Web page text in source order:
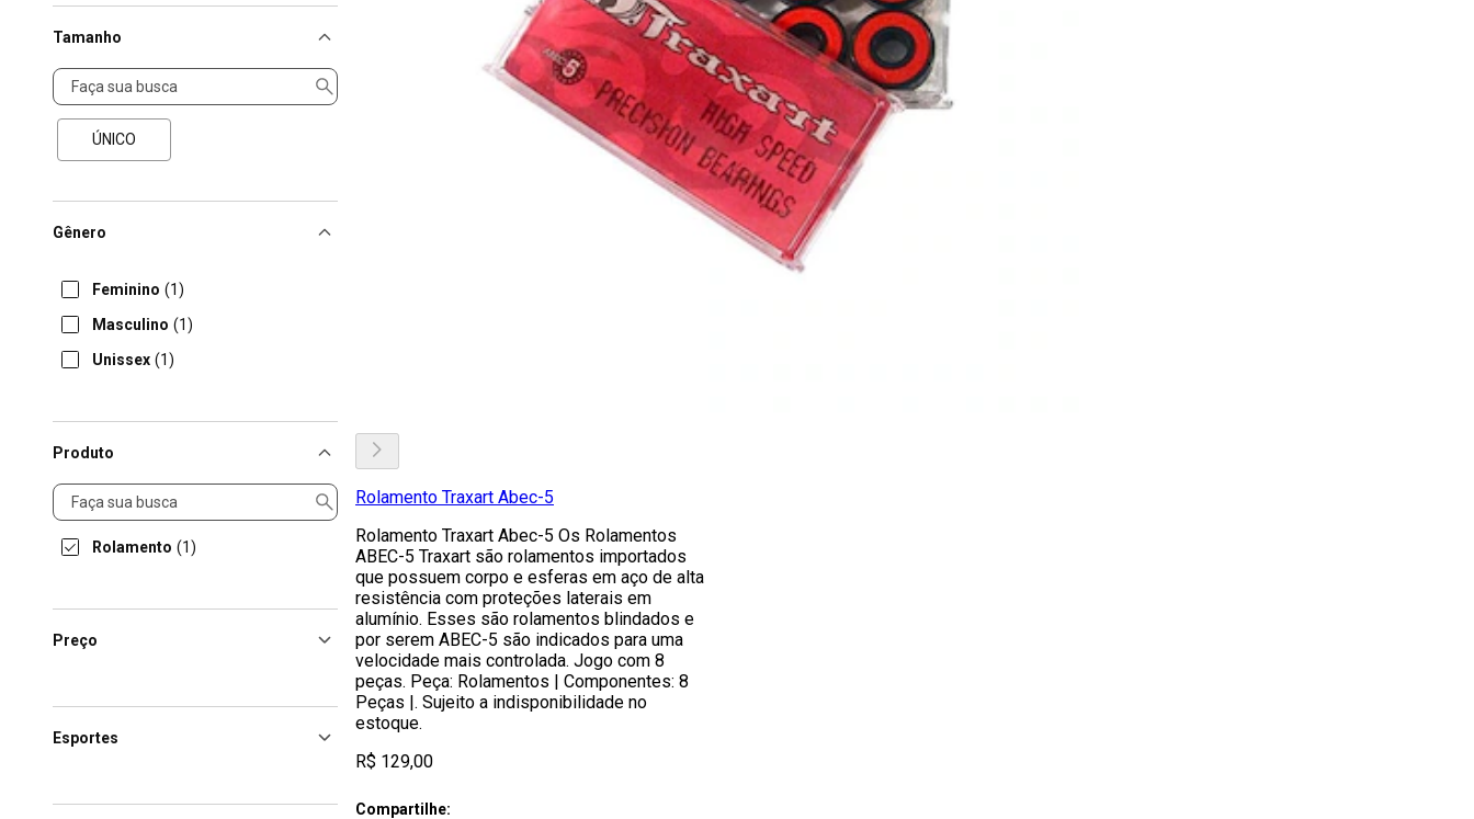
Tamanho
Tamanho
ÚNICO
Gênero
Feminino (1)
Masculino (1)
Unissex (1)
Produto
Produto
Rolamento (1)
Preço
Esportes
Rolamento Traxart Abec-5
Rolamento Traxart Abec-5 Os Rolamentos
ABEC-5 Traxart são rolamentos importados
que possuem corpo e esferas em aço de alta
resistência com proteções laterais em
alumínio. Esses são rolamentos blindados e
por serem ABEC-5 são indicados para uma
velocidade mais controlada. Jogo com 8
peças. Peça: Rolamentos | Componentes: 8
Peças |. Sujeito a indisponibilidade no
estoque.
R$ 129,00
Compartilhe: